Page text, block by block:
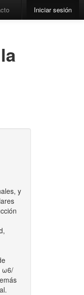
Iniciar sesión
y
ω6/